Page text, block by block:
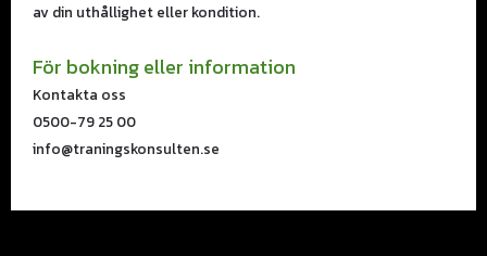
av din uthållighet eller kondition.
För bokning eller information
Kontakta oss
0500-79 25 00
info@traningskonsulten.se